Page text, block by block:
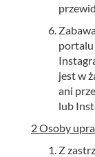
portalu
jest w
ani
lub
2 Osoby
Z